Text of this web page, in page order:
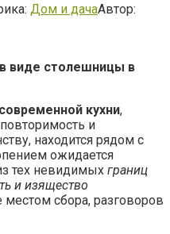
Дом и дачаАвтор:
виде столешницы в
кухни,
и
находится рядом с
ожидается
тех невидимых границ
и изящество
сбора, разговоров